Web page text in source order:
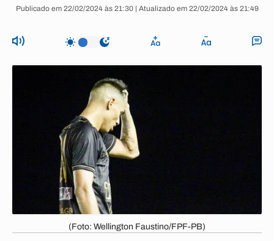
Publicado em 22/02/2024 às 21:30 | Atualizado em 22/02/2024 às 21:49
(Foto: Wellington Faustino/FPF-PB)